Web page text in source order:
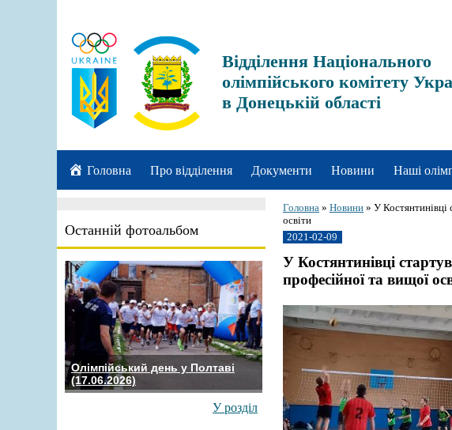
Відділення Національного
олімпійського комітету
в Донецькій області
Головна Про відділення Документи Новини Наші
Останній фотоальбом
Олімпійський день у Полтаві
(17.06.2026)
У розділ
Головна » Новини » У Костянтинівці
освіти
2021-02-09
У Костянтинівці
професійної та вищої